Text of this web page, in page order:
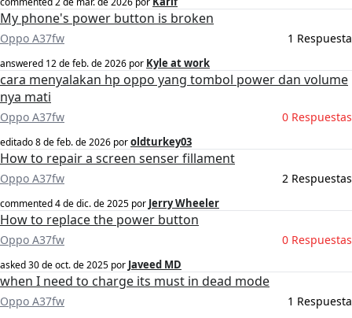
My phone's power button is broken
Oppo A37fw 1 Respuesta
answered 12 de feb. de 2026 por Kyle at work
cara menyalakan hp oppo yang tombol power dan volume
nya mati
Oppo A37fw 0 Respuestas
editado8 de feb. de 2026 poroldturkey03
How to repair a screen senser fillament
Oppo A37fw 2 Respuestas
commented4 de dic. de 2025 por Jerry Wheeler
How to replace the power button
Oppo A37fw 0 Respuestas
asked30 de oct. de 2025 por Javeed MD
when I need to charge its must in dead mode
Oppo A37fw 1 Respuesta